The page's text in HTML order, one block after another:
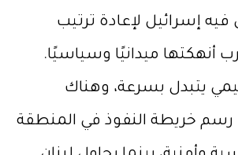
إسرائيل لإعادة ترتيب
أنهكتها ميدانيًا وسياسيًا.
يتبدل بسرعة، وهناك
رسم خريطة النفوذ في المنطقة